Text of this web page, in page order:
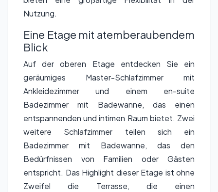
Nutzung.
Eine Etage mit atemberaubendem
Blick
Auf der oberen Etage entdecken Sie ein
geräumiges Master-Schlafzimmer mit
Ankleidezimmer und einem en-suite
Badezimmer mit Badewanne, das einen
entspannenden und intimen Raum bietet. Zwei
weitere Schlafzimmer teilen sich ein
Badezimmer mit Badewanne, das den
Bedürfnissen von Familien oder Gästen
entspricht. Das Highlight dieser Etage ist ohne
Zweifel die Terrasse, die einen